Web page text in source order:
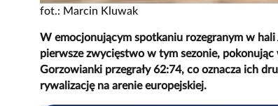
fot.: Marcin Kluwak
W emocjonującym spotkaniu rozegranym w
pierwsze zwycięstwo w tym sezonie,
Gorzowianki przegrały 62:74, co oznacza ich
rywalizację na arenie europejskiej.